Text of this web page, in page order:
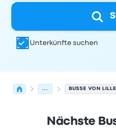
Unterkünfte suchen
... BUSSE VON
Nächste